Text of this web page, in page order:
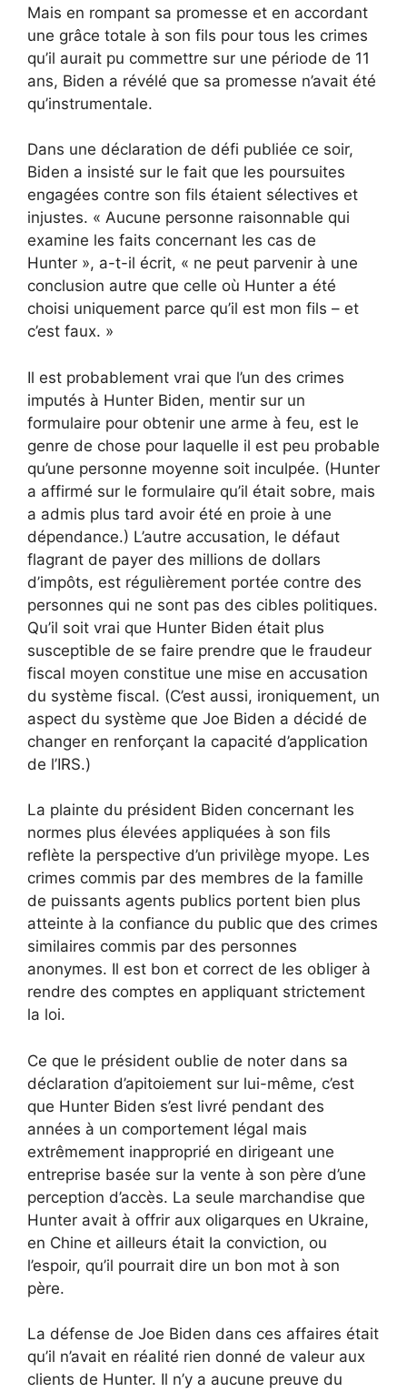
Mais en rompant sa promesse et en accordant
une grâce totale à son fils pour tous les crimes
qu’il aurait pu commettre sur une période de 11
ans, Biden a révélé que sa promesse n’avait été
qu’instrumentale.
Dans une déclaration de défi publiée ce soir,
Biden a insisté sur le fait que les poursuites
engagées contre son fils étaient sélectives et
injustes. « Aucune personne raisonnable qui
examine les faits concernant les cas de
Hunter », a-t-il écrit, « ne peut parvenir à une
conclusion autre que celle où Hunter a été
choisi uniquement parce qu’il est mon fils – et
c’est faux. »
Il est probablement vrai que l’un des crimes
imputés à Hunter Biden, mentir sur un
formulaire pour obtenir une arme à feu, est le
genre de chose pour laquelle il est peu probable
qu’une personne moyenne soit inculpée. (Hunter
a affirmé sur le formulaire qu’il était sobre, mais
a admis plus tard avoir été en proie à une
dépendance.) L’autre accusation, le défaut
flagrant de payer des millions de dollars
d’impôts, est régulièrement portée contre des
personnes qui ne sont pas des cibles politiques.
Qu’il soit vrai que Hunter Biden était plus
susceptible de se faire prendre que le fraudeur
fiscal moyen constitue une mise en accusation
du système fiscal. (C’est aussi, ironiquement, un
aspect du système que Joe Biden a décidé de
changer en renforçant la capacité d’application
de l’IRS.)
La plainte du président Biden concernant les
normes plus élevées appliquées à son fils
reflète la perspective d’un privilège myope. Les
crimes commis par des membres de la famille
de puissants agents publics portent bien plus
atteinte à la confiance du public que des crimes
similaires commis par des personnes
anonymes. Il est bon et correct de les obliger à
rendre des comptes en appliquant strictement
la loi.
Ce que le président oublie de noter dans sa
déclaration d’apitoiement sur lui-même, c’est
que Hunter Biden s’est livré pendant des
années à un comportement légal mais
extrêmement inapproprié en dirigeant une
entreprise basée sur la vente à son père d’une
perception d’accès. La seule marchandise que
Hunter avait à offrir aux oligarques en Ukraine,
en Chine et ailleurs était la conviction, ou
l’espoir, qu’il pourrait dire un bon mot à son
père.
La défense de Joe Biden dans ces affaires était
qu’il n’avait en réalité rien donné de valeur aux
clients de Hunter. Il n’y a aucune preuve du